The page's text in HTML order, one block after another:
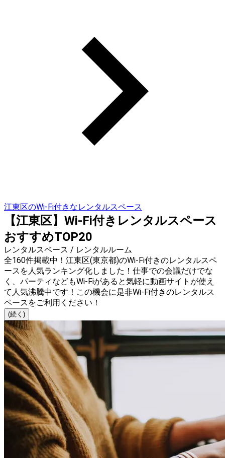
江東区のWi-Fi付きなレンタルスペース
【江東区】Wi-Fi付きレンタルスペース
おすすめTOP20
レンタルスペース / レンタルルーム
全160件掲載中！江東区(東京都)のWi-Fi付きのレンタルスペ
ースを人気ランキング化しました！仕事での会議だけでな
く、パーティなどもWi-Fiがあると気軽に動画サイトが使え
て人気沸騰中です！この機会に是非Wi-Fi付きのレンタルス
ペースをご利用ください！
(続く)